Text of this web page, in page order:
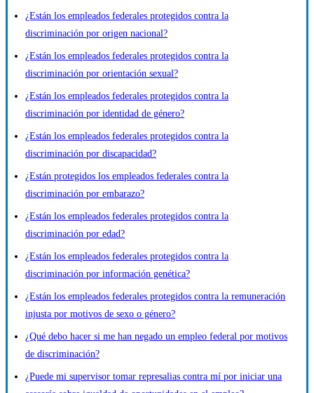
¿Están los empleados federales protegidos contra la
discriminación por origen nacional?
¿Están los empleados federales protegidos contra la
discriminación por orientación sexual?
¿Están los empleados federales protegidos contra la
discriminación por identidad de género?
¿Están los empleados federales protegidos contra la
discriminación por discapacidad?
¿Están protegidos los empleados federales contra la
discriminación por embarazo?
¿Están los empleados federales protegidos contra la
discriminación por edad?
¿Están los empleados federales protegidos contra la
discriminación por información genética?
¿Están los empleados federales protegidos contra la remuneración
injusta por motivos de sexo o género?
¿Qué debo hacer si me han negado un empleo federal por motivos
de discriminación?
¿Puede mi supervisor tomar represalias contra mí por iniciar una